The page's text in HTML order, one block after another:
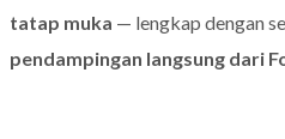
tatap muka — lengkap dengan
pendampingan langsung dari